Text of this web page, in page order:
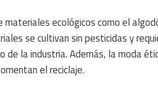
materiales ecológicos como el
se cultivan sin pesticidas y
de la industria. Además, la moda
el reciclaje.